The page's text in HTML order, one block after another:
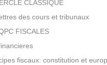
CLASSIQUE
des cours et tribunaux
FISCALES
fiscaux: constitution et